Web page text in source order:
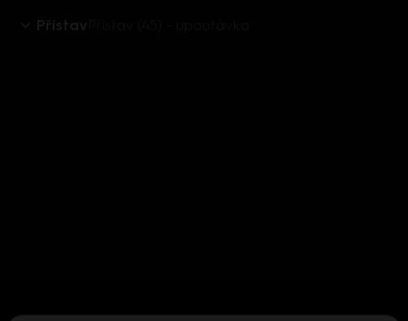
Přístav